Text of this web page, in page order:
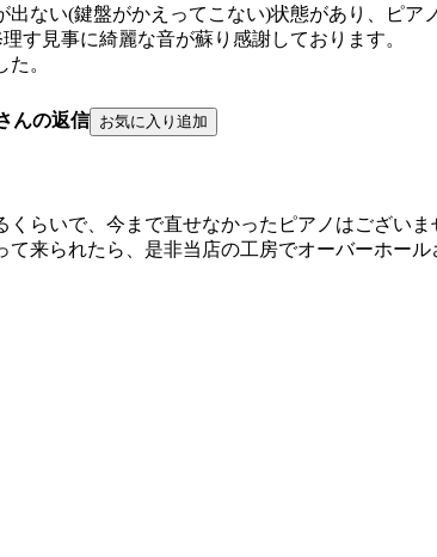
ない(鍵盤がかえってこない)状態があり、ピア
す見事に綺麗な音が蘇り感謝しております。
。
んの返信
らいで、今まで直せなかったピアノはございま
来られたら、是非当店の工房でオーバーホール